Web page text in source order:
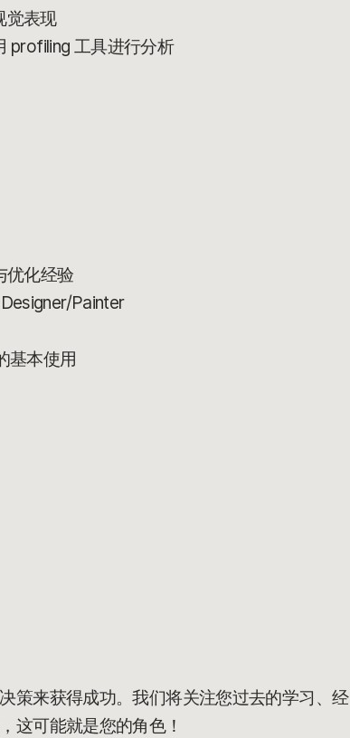
觉表现
profiling 工具进行分析
优化经验
Painter
基本使用
策来获得成功。我们将关注您过去的学习、经
这可能就是您的角色！